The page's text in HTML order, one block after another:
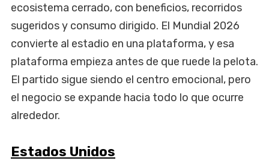
ecosistema cerrado, con beneficios, recorridos
sugeridos y consumo dirigido. El Mundial 2026
convierte al estadio en una plataforma, y esa
plataforma empieza antes de que ruede la pelota.
El partido sigue siendo el centro emocional, pero
el negocio se expande hacia todo lo que ocurre
alrededor.
Estados Unidos